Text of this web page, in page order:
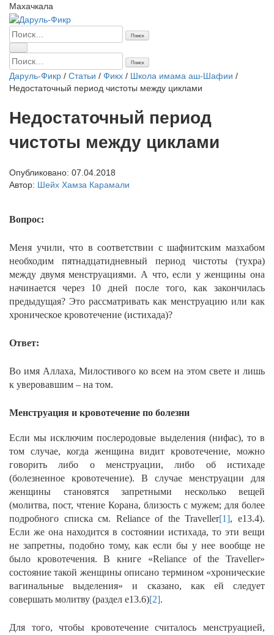
Махачкала
Найти:
Найти:
Даруль-Фикр / Статьи / Фикх / Школа имама аш-Шафии /
Недостаточный период чистоты между циклами
Недостаточный период
чистоты между циклами
Опубликовано: 07.04.2018
Автор: Шейх Хамза Карамали
Вопрос:
Меня учили, что в соответствии с шафиитским мазхабом
необходим пятнадцатидневный период чистоты (тухра)
между двумя менструациями. А что, если у женщины она
начинается через 10 дней после того, как закончилась
предыдущая? Это рассматривать как менструацию или как
хроническое кровотечение (истихада)?
Ответ:
Во имя Аллаха, Милостивого ко всем на этом свете и лишь
к уверовавшим – на том.
Менструация и кровотечение по болезни
Если мы исключим послеродовые выделения (нифас), то в
том случае, когда женщина видит кровотечение, можно
говорить либо о менструации, либо об истихаде
(болезненное кровотечение). В случае менструации для
женщины становятся запретными несколько вещей
(молитва, пост, чтение Корана, близость с мужем; для более
подробного списка см. Reliance of the Traveller[1], e13.4).
Если же она находится в состоянии истихада, то эти вещи
не запретны, подобно тому, как если бы у нее вообще не
было кровотечения. В книге «Reliance of the Traveller»
состояние такой женщины описано термином «хронические
вагинальные выделения» и сказано, как ей следует
совершать молитву (раздел e13.6)[2].
Для того, чтобы кровотечение считалось менструацией,